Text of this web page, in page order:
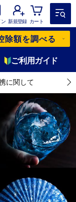
ン 新規登録 カート
除額を調べる
ご利用ガイド
に関して